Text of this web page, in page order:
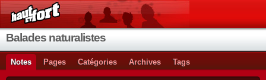
Balades naturalistes
Notes Pages Catégories Archives Tags